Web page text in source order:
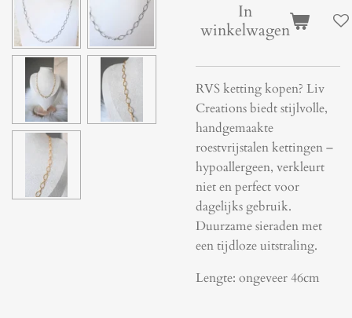
In
winkelwagen
RVS ketting kopen? Liv
Creations biedt stijlvolle,
handgemaakte
roestvrijstalen kettingen –
hypoallergeen, verkleurt
niet en perfect voor
dagelijks gebruik.
Duurzame sieraden met
een tijdloze uitstraling.
Lengte: ongeveer 46cm